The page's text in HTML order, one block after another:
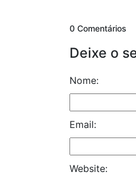
0 Comentários
Deixe o
Nome:
Email:
Website: